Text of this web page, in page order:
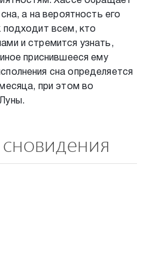
а на вероятность его
подходит всем, кто
и стремится узнать,
приснившееся ему
сна определяется
при этом во